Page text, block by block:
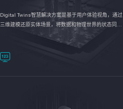
Digital Twins智慧解决方案是基于用户体验视角，通过
三维建模还原实体场景，将数据和物理世界的状态同步
呈现，使用户对关键数据有更直观的感受，推动各行业
完成智能化转型，实现新旧动能的转换